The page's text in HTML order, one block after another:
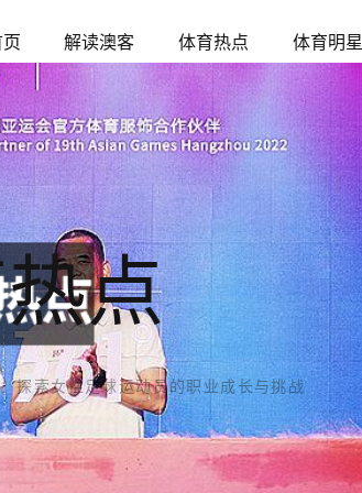
解读澳客 体育热点 体育明星
点
探索女性足球运动员的职业成长与挑战